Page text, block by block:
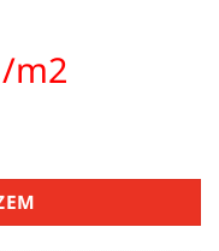
/m2
mennyiség